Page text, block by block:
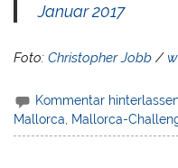
Januar 2017
Foto:Christopher Jobb /
Kommentar
Mallorca
Mallorca-